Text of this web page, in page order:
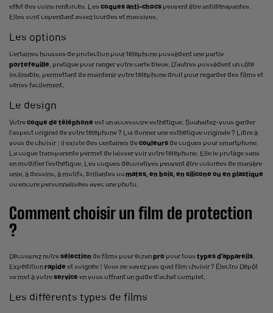
effet des coins renforcés. Les coques anti-chocs peuvent être antidérapantes.
Elles sont cependant assez lourdes et massives.
Les options
Certaines housses de protection pour téléphone possèdent une partie
portefeuille, pratique pour ranger votre carte bleue. D’autres possèdent un côté
inclinable, permettant de maintenir votre téléphone droit pour regarder des films et
séries facilement.
Le design
Votrecoque de téléphone est un accessoire esthétique. Souhaitez-vous garder
l’aspect originel de votre téléphone ? Lui donner une esthétique originale ? Libre à
vous de choisir : il existe des centaines decouleursde coques poursmartphone.
La coque transparente permet de laisser voir votre téléphone. Elle le protège sans
en modifier l’esthétique. Les coques décoratives peuvent être colorées de manière
unie, à dessins, à motifs, brillantes oumates, en bois, en silicone ou en plastique
ou encore personnalisées avec une photo.
Comment choisir un film de protection
?
Découvrez notresélection de films pour écranpro pour tous types d’appareils.
Expéditionrapide et soignée ! Vous ne savez pas quel film choisir ? Électro Dépôt
se met à votreservice en vous offrant un guide d’achat complet.
Les différents types de films